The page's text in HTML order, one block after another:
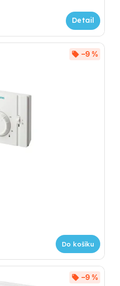
–9 %
Do košíku
–9 %